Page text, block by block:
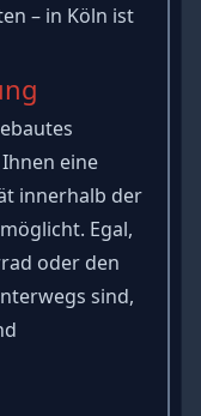
– in Köln ist
eine
innerhalb der
Egal,
oder den
sind,